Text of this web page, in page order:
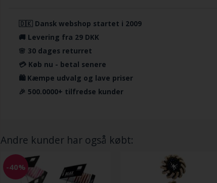
🇩🇰 Dansk webshop startet i 2009
🚚 Levering fra 29 DKK
🌸 30 dages returret
💳 Køb nu - betal senere
🛍️ Kæmpe udvalg og lave priser
🎉 500.0000+ tilfredse kunder
Andre kunder har også købt:
-40%